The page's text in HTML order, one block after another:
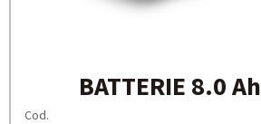
BATTERIE 8.0 Ah
Cod.